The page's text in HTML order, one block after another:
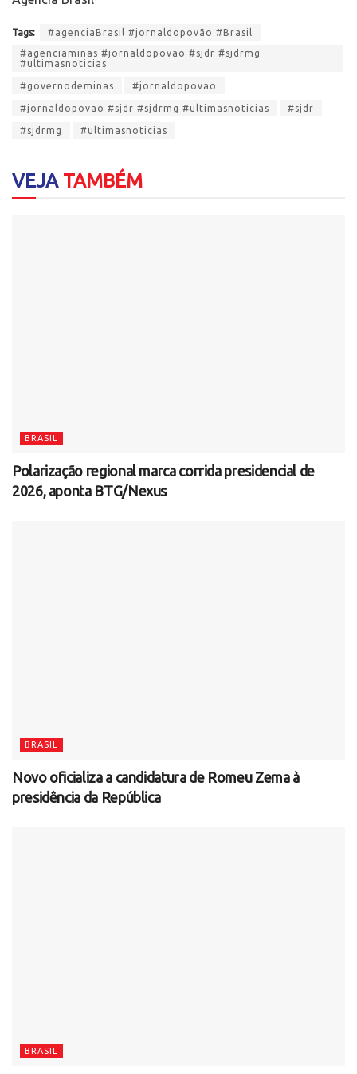
Tags:
#agenciaBrasil #jornaldopovão #Brasil
#agenciaminas #jornaldopovao #sjdr #sjdrmg
#ultimasnoticias
#governodeminas #jornaldopovao
#jornaldopovao #sjdr #sjdrmg #ultimasnoticias #sjdr
#sjdrmg #ultimasnoticias
VEJATAMBÉM
BRASIL
Polarização regional marca corrida presidencial de
2026, aponta BTG/Nexus
BRASIL
Novo oficializa a candidatura de Romeu Zema à
presidência da República
BRASIL